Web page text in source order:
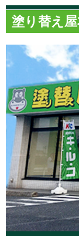
塗り替え